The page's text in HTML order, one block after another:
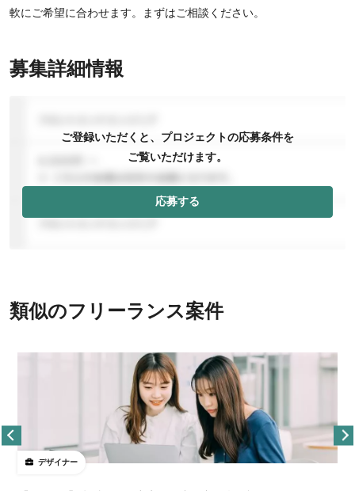
軟にご希望に合わせます。まずはご相談ください。
募集詳細情報
ご登録いただくと、プロジェクトの応募条件を
ご覧いただけます。
応募する
類似のフリーランス案件
デザイナー